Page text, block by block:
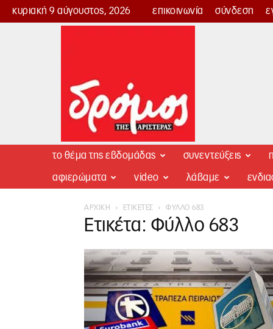
κυριακή 9 αύγουστος, 2026 επικοινωνία σύνδεση
Δρόμος
το θέμα της εβδομάδας συνεντεύξεις
αφιερώματα video λάβαμε
ΑΡΧΙΚΉ ΕΤΙΚΈΤΕΣ ΦΎΛΛΟ 683
Ετικέτα: Φύλλο 683